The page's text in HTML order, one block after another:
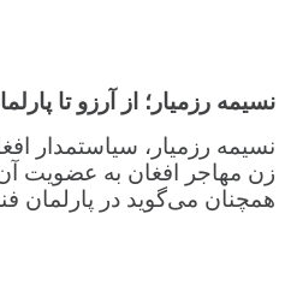
نسیمه رزمیار؛ از آرزو تا
نسیمه رزمیار، سیاستمدار
زن مهاجر افغان به عضویت آن
همچنان می‌گوید در پارلمان